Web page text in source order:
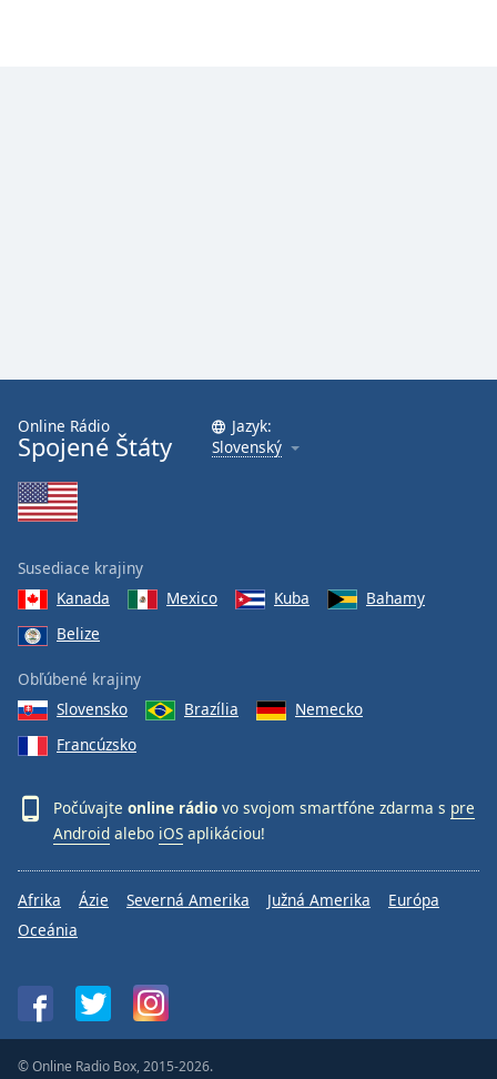
Online Rádio
Spojené Štáty
Jazyk:
Slovenský
Susediace krajiny
Kanada
Mexico Kuba
Bahamy
Belize
Obľúbené krajiny
Slovensko
Brazília
Nemecko
Francúzsko
Počúvajte online rádio vo svojom smartfóne zdarma s pre
Android alebo iOS aplikáciou!
Afrika Ázie Severná Amerika Južná Amerika
Európa
Oceánia
© Online Radio Box, 2015-2026.